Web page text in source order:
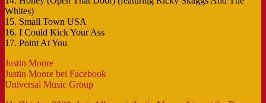
Whites)
15. Small Town USA
16. I Could Kick Your Ass
17. Point At You
Justin Moore
Justin Moore bei Facebook
Universal Music Group